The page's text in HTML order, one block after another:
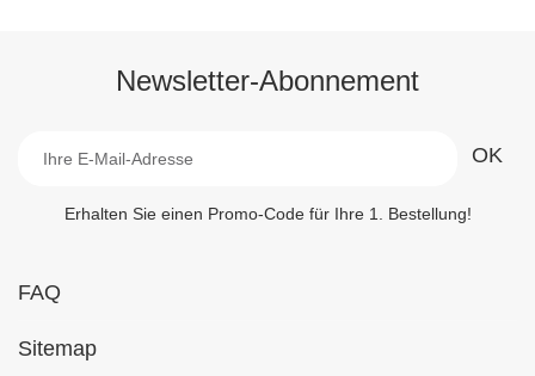
Newsletter-Abonnement
Erhalten Sie einen Promo-Code für Ihre 1. Bestellung!
FAQ
Sitemap